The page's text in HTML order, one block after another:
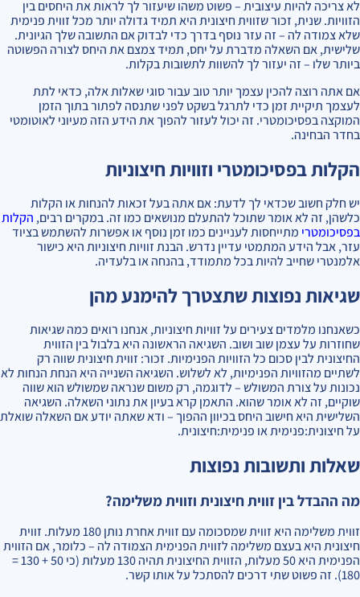
לא צריכה להיות עיצובית – פשוט משהו שיעזור לך לראות את היחסים בין
הזוויות. שנית, זכור שזווית חיצונית היא תמיד גדולה יותר מכל זווית פנימית
שלא צמודה לה – זה עזר נוסף בדרך כדי לבדוק אם התשובה שלך הגיונית.
שלישית, אם השאלה מדברת על יחס, תמיד צמצם את היחס לצורה הפשוטה
ביותר שלו – זה יעזור לך להשוות לתשובות בקלות.
אם אתה רוצה להכין עצמך יותר טוב עבור סוגי שאלות אלה, כדאי לתת
לעצמך תיקיית זמן כדי לתרגל בשקט לפני שתנסה לפתור בתוך הזמן
המוקצה בפסיכומטרי. זה יכול לעזור להפוך את הידע הזה מעיוני לאוטומטי
בחדר הבחינה.
הקלות בפסיכומטרי וזוויות חיצוניות
יש חלק חשוב שכדאי לך לדעת: אם אתה בעל זכאות להנחות או הקלות
כלשהן, זה לא אומר שתוכל להתעלם מנושאים כמו זה. במקרים רבים, הקלות
בפסיכומטרי מתייחסות לעניינים כמו זמן נוסף או אפשרות להשתמש בציוד
עזר, אבל הידע המתמטי עדיין נדרש. הבנת זוויות חיצוניות היא כישור
אלמנטרי שחייב להיות בכל מתמודד, בהנחה או בלעדיה.
שגיאות נפוצות שתצטרך להימנע מהן
כשאנחנו מלמדים צעירים על זוויות חיצוניות, אנחנו רואים כמה שגיאות
שחוזרות על עצמן שוב ושוב. השגיאה הראשונה היא בלבול בין הזווית
החיצונית לבין סכום כל הזוויות הפנימיות. זכור: זווית חיצונית שווה רק
לשתיים מהזוויות הפנימיות, לא לשלוש. השגיאה השנייה היא הנחת הנחות לא
נכונות על צורת המשולש – לדוגמה, רק משום שנראה שמשולש הוא שווה
שוקיים, זה לא אומר שהוא. התאמן קרא בעיון את נתוני השאלה. השגיאה
השלישית היא חישוב היחס בכיוון ההפוך – ודא שאתה יודע אם השאלה שואלת
על חיצונית:פנימית או פנימית:חיצונית.
שאלות ותשובות נפוצות
מה ההבדל בין זווית חיצונית וזווית משלימה?
זווית משלימה היא זווית שמסכומה עם זווית אחרת נותן 180 מעלות. זווית
חיצונית היא בעצם משלימה לזווית הפנימית הצמודה לה – כלומר, אם הזווית
הפנימית היא 50 מעלות, הזווית החיצונית תהיה 130 מעלות (כי 50 + 130 =
180). זה פשוט שתי דרכים להסתכל על אותו קשר.